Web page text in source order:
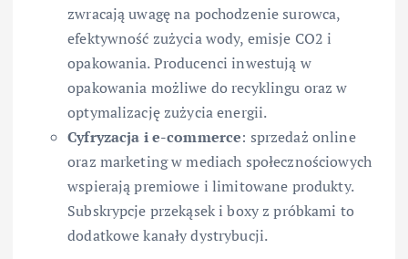
zwracają uwagę na pochodzenie surowca,
efektywność zużycia wody, emisje CO2 i
opakowania. Producenci inwestują w
opakowania możliwe do recyklingu oraz w
optymalizację zużycia energii.
Cyfryzacja i e-commerce: sprzedaż online
oraz marketing w mediach społecznościowych
wspierają premiowe i limitowane produkty.
Subskrypcje przekąsek i boxy z próbkami to
dodatkowe kanały dystrybucji.